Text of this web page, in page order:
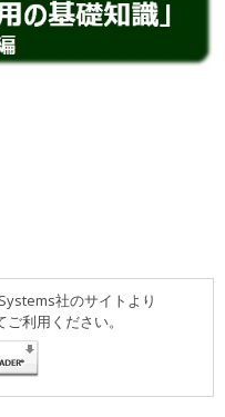
社のサイトより
利用ください。